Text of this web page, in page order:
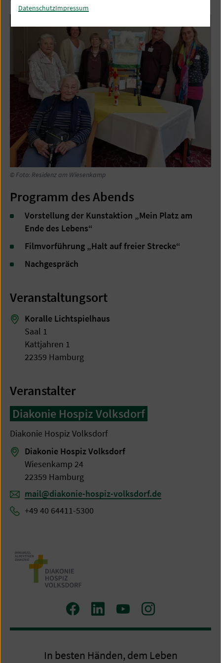
© Foto: Residenz am Wiesenkamp
Programm des Abends
Vorstellung der Kunstaktion „Mein Platz am
Ende des Lebens“
Filmvorführung „Halt auf freier Strecke“
Nachgespräch
Veranstaltungsort
Koralle Lichtspielhaus
Saal 1
Kattjahren 1
22359 Hamburg
Veranstalter
Diakonie Hospiz Volksdorf
Diakonie Hospiz Volksdorf
Diakonie Hospiz Volksdorf
Wiesenkamp 24
22359 Hamburg
mail@diakonie-hospiz-volksdorf.de
+49 40 64411-5300
Zum
Facebook
Zum
LinkedIn
Zum
YouTube
Zum
Instagram
In besten Händen, dem Leben
DatenschutzImpressum